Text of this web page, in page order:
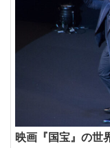
映画『国宝』の世